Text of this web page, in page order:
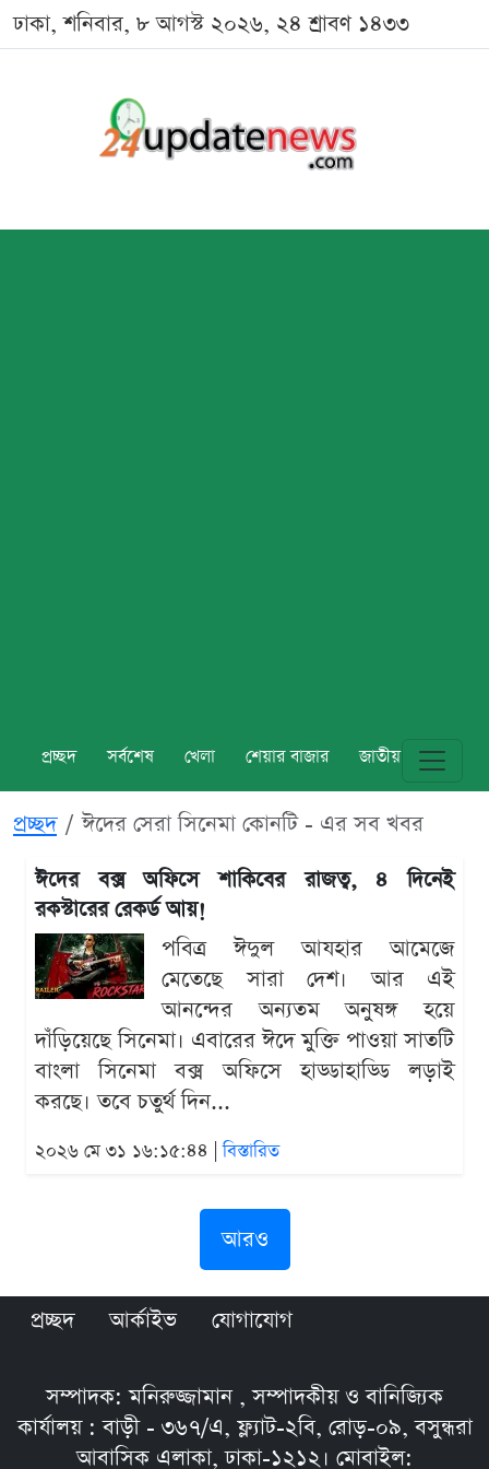
ঢাকা, শনিবার, ৮ আগস্ট ২০২৬, ২৪ শ্রাবণ ১৪৩৩
প্রচ্ছদ সর্বশেষ খেলা শেয়ার বাজার জাতীয় বিশ্ব
প্রচ্ছদ ঈদের সেরা সিনেমা কোনটি - এর সব খবর
ঈদের বক্স অফিসে শাকিবের রাজত্ব, ৪ দিনেই
রকস্টারের রেকর্ড আয়!
পবিত্র ঈদুল আযহার আমেজে
মেতেছে সারা দেশ। আর এই
আনন্দের অন্যতম অনুষঙ্গ হয়ে
দাঁড়িয়েছে সিনেমা। এবারের ঈদে মুক্তি পাওয়া সাতটি
বাংলা সিনেমা বক্স অফিসে হাড্ডাহাড্ডি লড়াই
করছে। তবে চতুর্থ দিন...
২০২৬ মে ৩১ ১৬:১৫:৪৪ |বিস্তারিত
আরও
প্রচ্ছদ আর্কাইভ যোগাযোগ
সম্পাদক: মনিরুজ্জামান , সম্পাদকীয় ও বানিজ্যিক
কার্যালয় : বাড়ী - ৩৬৭/এ, ফ্ল্যাট-২বি, রোড়-০৯, বসুন্ধরা
আবাসিক এলাকা, ঢাকা-১২১২। মোবাইল: